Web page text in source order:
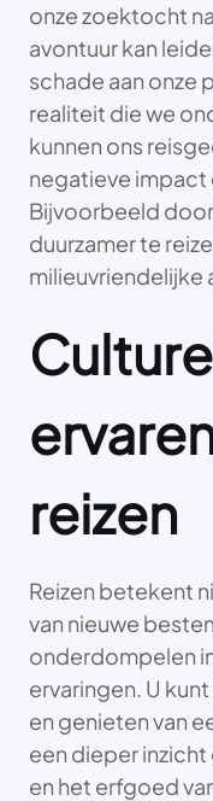
onze zoektocht
avontuur kan
schade aan onze
realiteit die we
kunnen ons
negatieve impact
Bijvoorbeeld
duurzamer te
reizen
Reizen betekent
van nieuwe
onderdompelen
ervaringen. U
en genieten van
een dieper
en het erfgoed